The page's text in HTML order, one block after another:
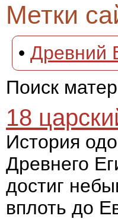
Метки
• Древний
Поиск
18
История
Древнего
достиг
вплоть до